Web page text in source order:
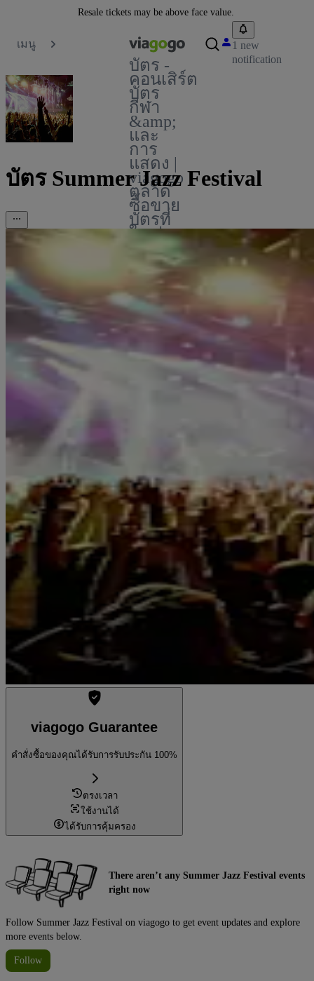
Resale tickets may be above face value.
เมนู
บัตร -
คอนเสิร์ต
บัตร
กีฬา
&amp;
และ
การ
แสดง |
viagogo
ตลาด
ซื้อขาย
บัตรที่
ใหญ่
1 new
notification
บัตร Summer Jazz Festival
viagogo Guarantee
คำสั่งซื้อของคุณได้รับการรับประกัน 100%
ตรงเวลา
ใช้งานได้
ได้รับการคุ้มครอง
There aren’t any Summer Jazz Festival events
right now
Follow Summer Jazz Festival on viagogo to get event updates and explore
more events below.
Follow